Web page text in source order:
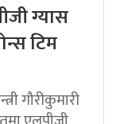
ग्यास
टिम
गौरीकुमारी